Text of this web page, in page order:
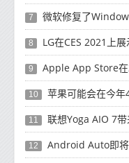
7 微软修复了
8 LG在CES 2021上
9 Apple App Store
10 苹果可能会在今年4
11 联想Yoga AIO 7
12 Android Auto即将